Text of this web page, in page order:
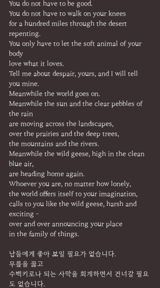
You do not have to be good.
You do not have to walk on your knees
for a hundred miles through the desert
repenting.
You only have to let the soft animal of your
body
love what it loves.
Tell me about despair, yours, and I will tell
you mine.
Meanwhile the world goes on.
Meanwhile the sun and the clear pebbles of
the rain
are moving across the landscapes,
over the prairies and the deep trees,
the mountains and the rivers.
Meanwhile the wild geese, high in the clean
blue air,
are heading home again.
Whoever you are, no matter how lonely,
the world offers itself to your imagination,
calls to you like the wild geese, harsh and
exciting -
over and over announcing your place
in the family of things.
남들에게 좋아 보일 필요가 없습니다.
무릎을 꿇고
수백키로나 되는 사막을 회개하면서 건너갈 필요
도 없습니다.